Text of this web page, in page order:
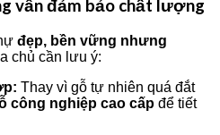
vẫn đảm bảo chất lượng
đẹp, bền vững nhưng
chủ cần lưu ý:
Thay vì gỗ tự nhiên quá đắt
công nghiệp cao cấp để tiết